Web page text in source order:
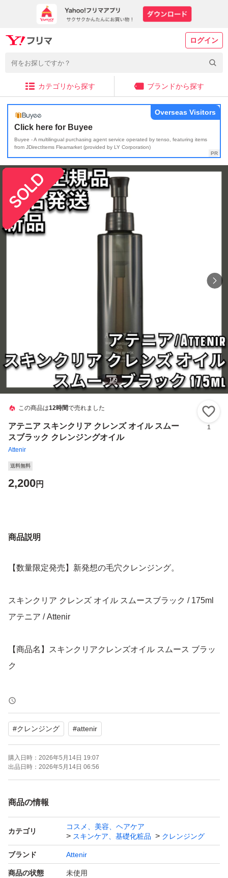
ログイン
カテゴリから探す ブランドから探す
Click here for Buyee
Buyee - A multilingual purchasing agent service operated by tenso, featuring items
from JDirectItems Fleamarket (provided by LY Corporation)
Overseas Visitors
1/9
この商品は12時間で売れました
アテニア スキンクリア クレンズ オイル スムー
スブラック クレンジングオイル
Attenir
1
送料無料
2,200円
商品説明
【数量限定発売】新発想の毛穴クレンジング。
スキンクリア クレンズ オイル スムースブラック / 175ml
アテニア / Attenir
【商品名】スキンクリアクレンズオイル スムース ブラッ
ク
【購入先】国内百貨店
【購入日】2026年5月
【商品の状態】新品未使用
※簡易梱包での発送となります。
※潰れ等に不安がある場合、発送方法の変更を＋料金で可
能です。ご購入前にコメントいただければ対応させていた
だきます。
#クレンジング #attenir
購入日時： 2026年5月14日 19:07
出品日時： 2026年5月14日 06:56
商品の情報
カテゴリ
コスメ、美容、ヘアケア
スキンケア、基礎化粧品
クレンジング
ブランド Attenir
商品の状態 未使用